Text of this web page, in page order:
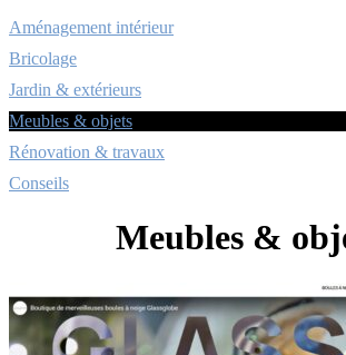
Aménagement intérieur
Bricolage
Jardin & extérieurs
Meubles & objets
Rénovation & travaux
Conseils
Meubles &